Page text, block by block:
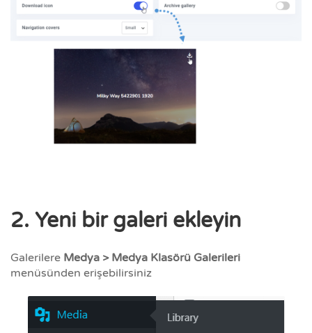
2. Yeni bir galeri ekleyin
Galerilere Medya > Medya Klasörü Galerileri
menüsünden erişebilirsiniz